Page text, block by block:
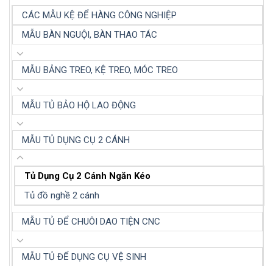
CÁC MẪU KỆ ĐỂ HÀNG CÔNG NGHIỆP
MẪU BÀN NGUỘI, BÀN THAO TÁC
MẪU BẢNG TREO, KỆ TREO, MÓC TREO
MẪU TỦ BẢO HỘ LAO ĐỘNG
MẪU TỦ DỤNG CỤ 2 CÁNH
Tủ Dụng Cụ 2 Cánh Ngăn Kéo
Tủ đồ nghề 2 cánh
MẪU TỦ ĐỂ CHUÔI DAO TIỆN CNC
MẪU TỦ ĐỂ DỤNG CỤ VỆ SINH